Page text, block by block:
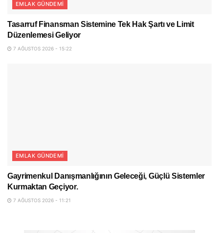
EMLAK GÜNDEMI
Tasarruf Finansman Sistemine Tek Hak Şartı ve Limit
Düzenlemesi Geliyor
7 AĞUSTOS 2026 - 15:22
EMLAK GÜNDEMI
Gayrimenkul Danışmanlığının Geleceği, Güçlü Sistemler
Kurmaktan Geçiyor.
7 AĞUSTOS 2026 - 11:21